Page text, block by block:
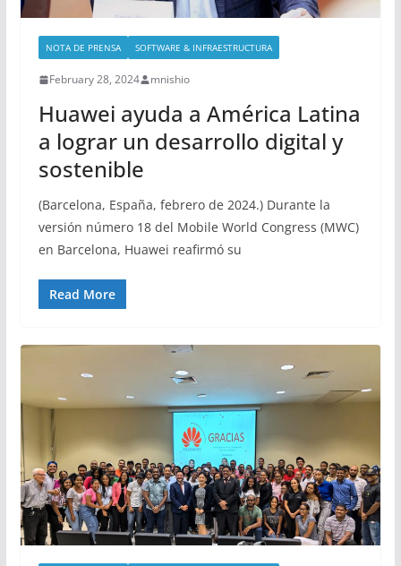
NOTA DE PRENSA SOFTWARE & INFRAESTRUCTURA
February 28, 2024 mnishio
Huawei ayuda a América Latina
a lograr un desarrollo digital y
sostenible
(Barcelona, España, febrero de 2024.) Durante la
versión número 18 del Mobile World Congress (MWC)
en Barcelona, Huawei reafirmó su
Read More